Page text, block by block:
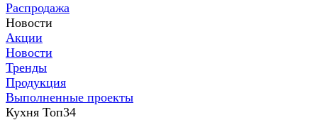
Распродажа
Новости
Акции
Новости
Тренды
Продукция
Выполненные проекты
Кухня Топ34